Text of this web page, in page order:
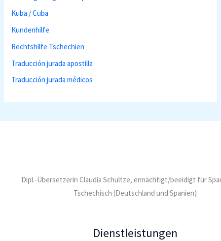
Kuba / Cuba
Kundenhilfe
Rechtshilfe Tschechien
Traducción jurada apostilla
Traducción jurada médicos
Dipl.-Übersetzerin Claudia Schultze, ermächtigt/beeidigt für
Tschechisch (Deutschland und Spanien)
Dienstleistungen